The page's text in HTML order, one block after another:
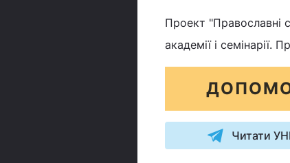
Проект "Православні
академії і семінарії.
Читати